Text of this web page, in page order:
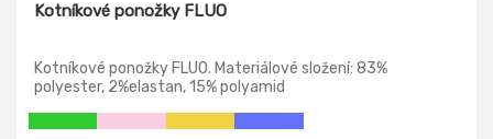
Kotníkové ponožky FLUO
Kotníkové ponožky FLUO. Materiálové složení: 83%
polyester, 2%elastan, 15% polyamid